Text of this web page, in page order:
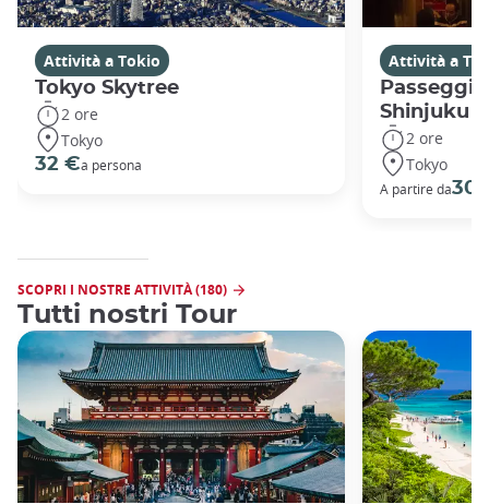
Attività a Tokio
Tokyo Skytree
2 ore
Tokyo
32 €a persona
Attività a
Shinjuku
2 ore
Tokyo
A partire da30
SCOPRI I NOSTRE ATTIVITÀ (180)
Tutti nostri Tour